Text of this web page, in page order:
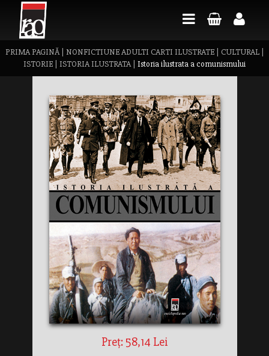
PRIMA PAGINĂ| NONFICTIUNE ADULTI CARTI ILUSTRATE| CULTURAL|
ISTORIE
ISTORIA ILUSTRATA| Istoria ilustrata a comunismului
Preț: 58,14 Lei